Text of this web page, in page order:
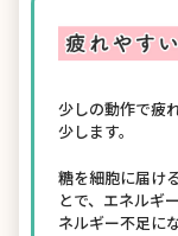
少しの動作で疲
少します。
糖を細胞に届け
とで、エネルギ
ネルギー不足に